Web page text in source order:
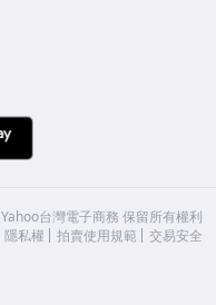
Yahoo台灣電子商務 保留所有權利
隱私權 拍賣使用規範 交易安全